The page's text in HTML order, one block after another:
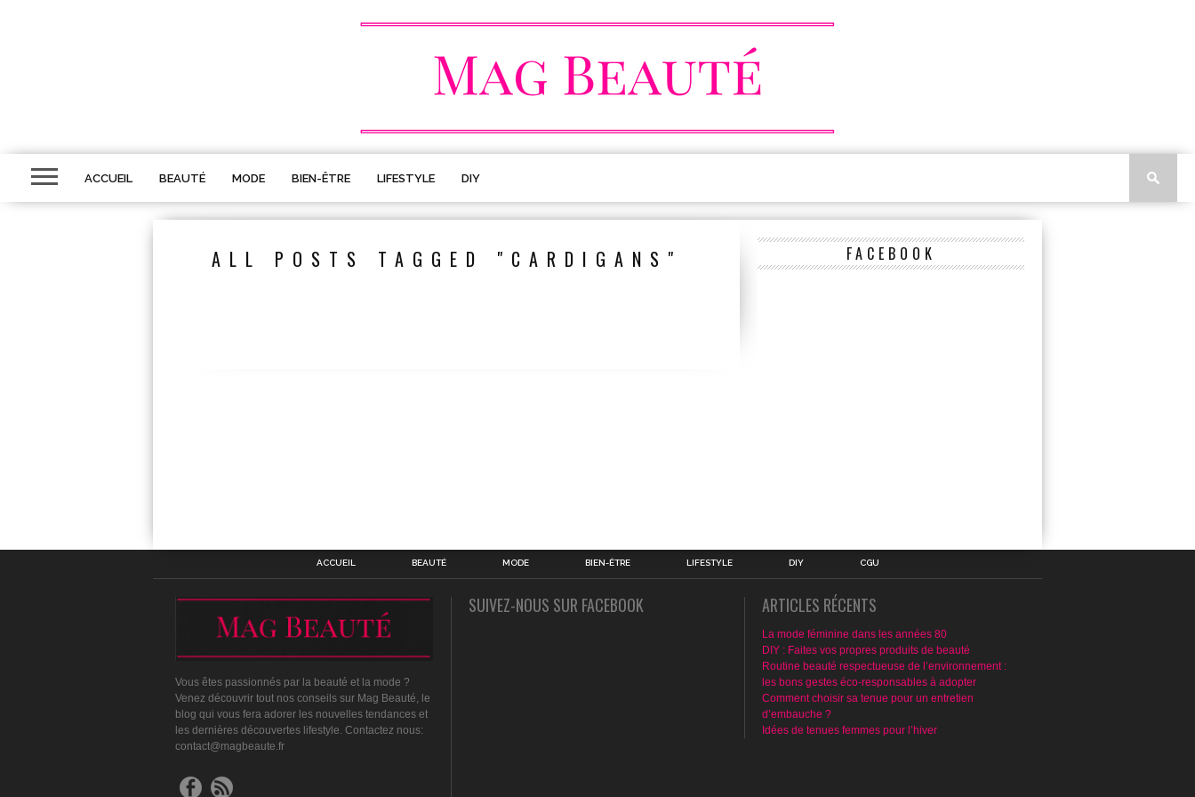
ACCUEIL BEAUTÉ MODE BIEN-ÊTRE LIFESTYLE DIY
ALL POSTS TAGGED "CARDIGANS" FACEBOOK
ACCUEIL BEAUTÉ MODE BIEN-ÊTRE LIFESTYLE DIY CGU
Vous êtes passionnés par la beauté et la mode ?
Venez découvrir tout nos conseils sur Mag Beauté, le
blog qui vous fera adorer les nouvelles tendances et
les dernières découvertes lifestyle. Contactez nous:
contact@magbeaute.fr
SUIVEZ-NOUS SUR FACEBOOK ARTICLES RÉCENTS
La mode féminine dans les années 80
DIY : Faites vos propres produits de beauté
Routine beauté respectueuse de l’environnement :
les bons gestes éco-responsables à adopter
Comment choisir sa tenue pour un entretien
d’embauche ?
Idées de tenues femmes pour l’hiver